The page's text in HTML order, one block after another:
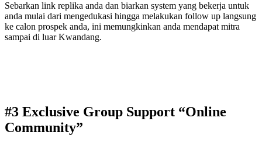
Sebarkan link replika anda dan biarkan system yang bekerja untuk
anda mulai dari mengedukasi hingga melakukan follow up langsung
ke calon prospek anda, ini memungkinkan anda mendapat mitra
sampai di luar Kwandang.
#3 Exclusive Group Support “Online
Community”